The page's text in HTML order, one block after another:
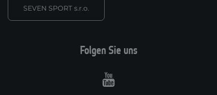
SEVEN SPORT s.r.o.
Folgen Sie uns
Youtube